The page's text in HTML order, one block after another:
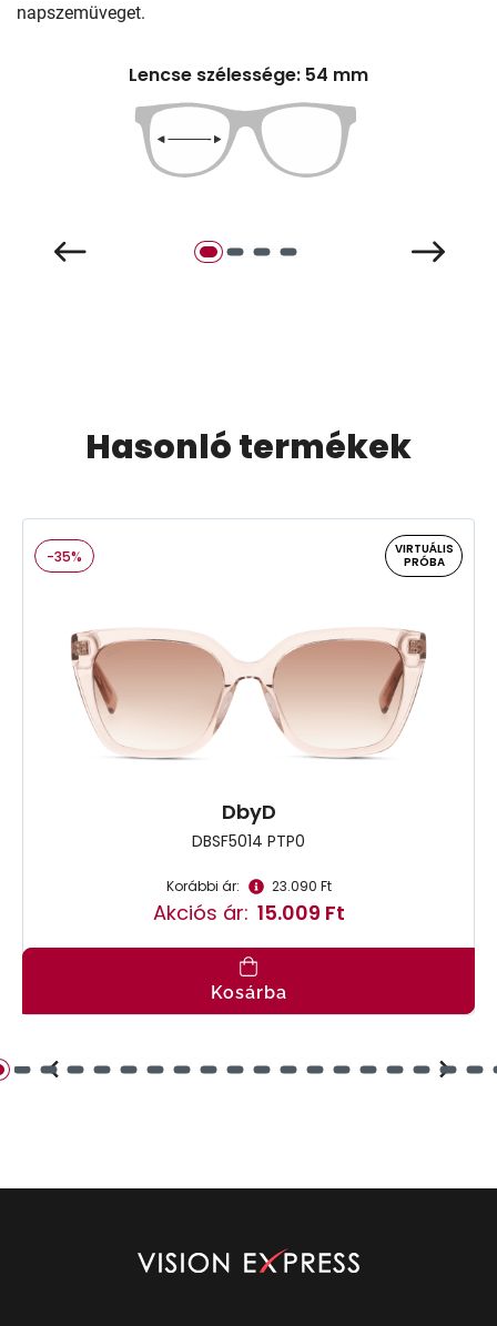
napszemüveget.
Lencse szélessége: 54 mm
Hasonló termékek
-35%
VIRTUÁLIS
PRÓBA
DbyD
DBSF5014 PTP0
Korábbi ár: 23.090 Ft
Akciós ár: 15.009 Ft
Kosárba